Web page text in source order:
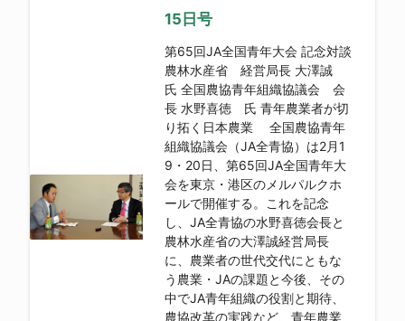
15日号
第65回JA全国青年大会 記念対談
農林水産省 経営局長 大澤誠
氏 全国農協青年組織協議会 会
長 水野喜徳 氏 青年農業者が切
り拓く日本農業 全国農協青年
組織協議会（JA全青協）は2月1
9・20日、第65回JA全国青年大
会を東京・港区のメルパルクホ
ールで開催する。これを記念
し、JA全青協の水野喜徳会長と
農林水産省の大澤誠経営局長
に、農業者の世代交代にともな
う農業・JAの課題と今後、その
中でJA青年組織の役割と期待、
農協改革の実践など、青年農業